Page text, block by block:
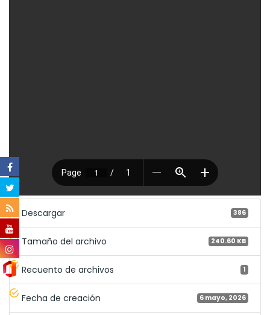
Descargar 386
Tamaño del archivo 240.60 KB
Recuento de archivos 1
Fecha de creación 6 mayo, 2026